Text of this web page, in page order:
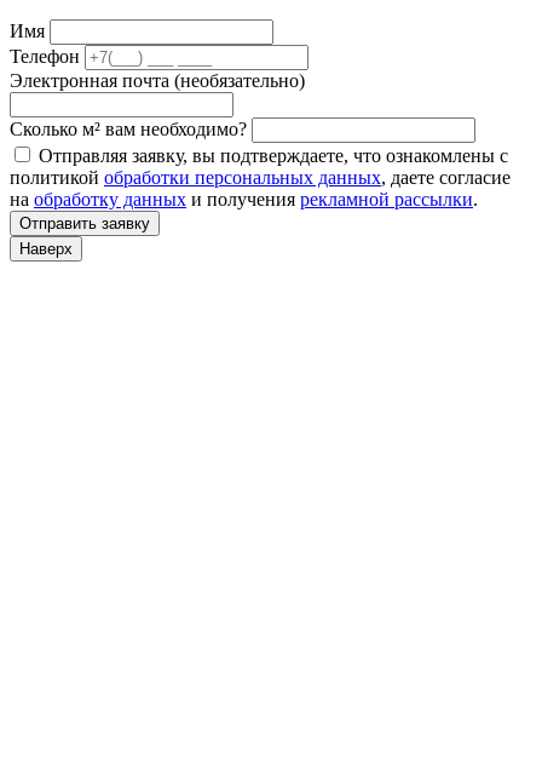
Имя
Телефон
Электронная почта (необязательно)
Сколько м² вам необходимо?
Отправляя заявку, вы подтверждаете, что ознакомлены с
политикой обработки персональных данных, даете согласие
на обработку данных и получения рекламной рассылки.
Отправить заявку
Наверх